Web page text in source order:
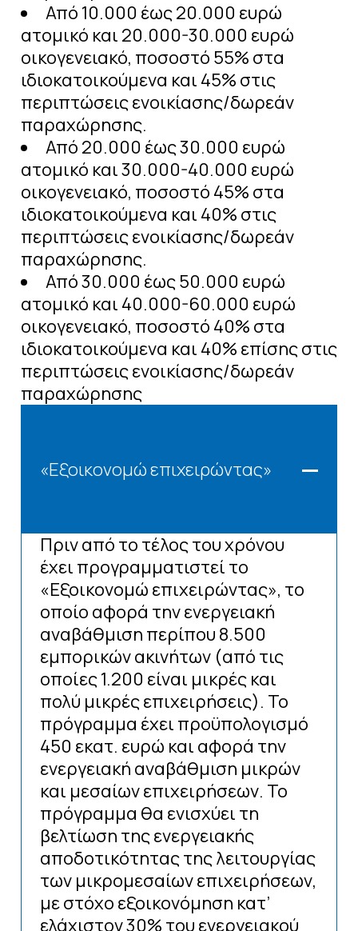
Από 10.000 έως 20.000 ευρώ
ατομικό και 20.000-30.000 ευρώ
οικογενειακό, ποσοστό 55% στα
ιδιοκατοικούμενα και 45% στις
περιπτώσεις ενοικίασης/δωρεάν
παραχώρησης.
Από 20.000 έως 30.000 ευρώ
ατομικό και 30.000-40.000 ευρώ
οικογενειακό, ποσοστό 45% στα
ιδιοκατοικούμενα και 40% στις
περιπτώσεις ενοικίασης/δωρεάν
παραχώρησης.
Από 30.000 έως 50.000 ευρώ
ατομικό και 40.000-60.000 ευρώ
οικογενειακό, ποσοστό 40% στα
ιδιοκατοικούμενα και 40% επίσης στις
περιπτώσεις ενοικίασης/δωρεάν
παραχώρησης
«Εξοικονομώ επιχειρώντας»
Πριν από το τέλος του χρόνου
έχει προγραμματιστεί το
«Εξοικονομώ επιχειρώντας», το
οποίο αφορά την ενεργειακή
αναβάθμιση περίπου 8.500
εμπορικών ακινήτων (από τις
οποίες 1.200 είναι μικρές και
πολύ μικρές επιχειρήσεις). Το
πρόγραμμα έχει προϋπολογισμό
450 εκατ. ευρώ και αφορά την
ενεργειακή αναβάθμιση μικρών
και μεσαίων επιχειρήσεων. Το
πρόγραμμα θα ενισχύει τη
βελτίωση της ενεργειακής
αποδοτικότητας της λειτουργίας
των μικρομεσαίων επιχειρήσεων,
με στόχο εξοικονόμηση κατ’
ελάχιστον 30% του ενεργειακού